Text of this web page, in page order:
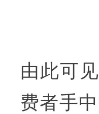
由此可
费者手